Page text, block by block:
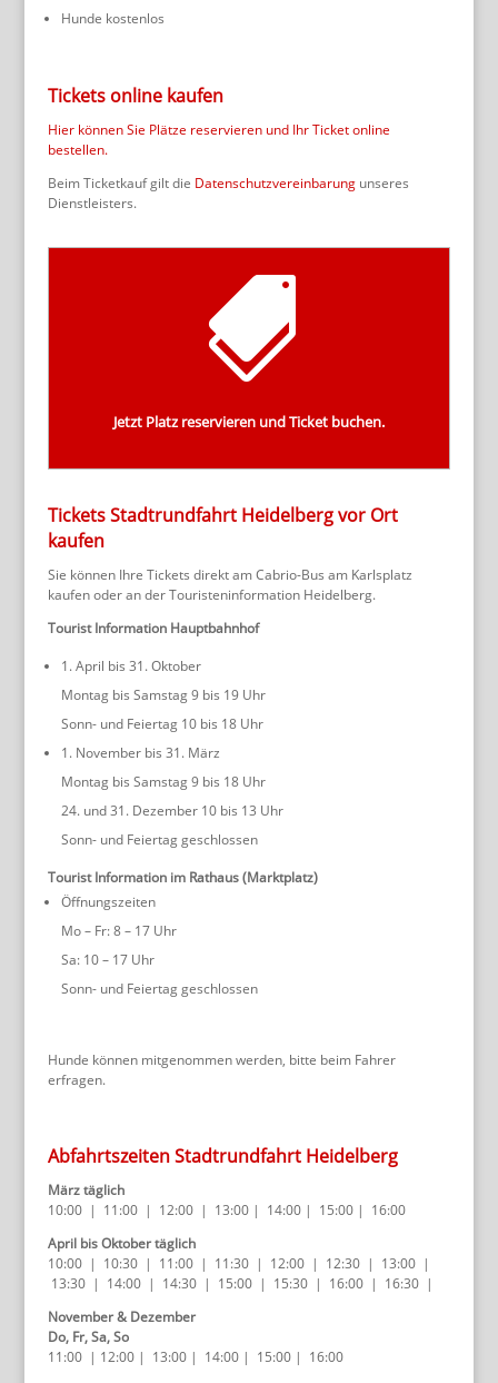
Hunde kostenlos
Tickets online kaufen
Hier können Sie Plätze reservieren und Ihr Ticket online
bestellen.
Beim Ticketkauf gilt die Datenschutzvereinbarungunseres
Dienstleisters.

Jetzt Platz reservieren und Ticket buchen.
Ticket online
In unserem Onlineshop können Sie jetzt das
Ticket für Ihre Stadtrundfahrt in Heidelberg
buchen.
Tickets Stadtrundfahrt Heidelberg vor Ort
kaufen
Sie können Ihre Tickets direkt am Cabrio-Bus am Karlsplatz
kaufen oder an der Touristeninformation Heidelberg.
Tourist Information Hauptbahnhof
1. April bis 31. Oktober
Montag bis Samstag 9 bis 19 Uhr
Sonn- und Feiertag 10 bis 18 Uhr
1. November bis 31. März
Montag bis Samstag 9 bis 18 Uhr
24. und 31. Dezember 10 bis 13 Uhr
Sonn- und Feiertag geschlossen
Tourist Information im Rathaus (Marktplatz)
Öffnungszeiten
Mo – Fr: 8 – 17 Uhr
Sa: 10 – 17 Uhr
Sonn- und Feiertag geschlossen
Hunde können mitgenommen werden, bitte beim Fahrer
erfragen.
Abfahrtszeiten Stadtrundfahrt Heidelberg
März täglich
10:00 | 11:00 | 12:00 | 13:00 | 14:00 | 15:00 | 16:00
April bis Oktober täglich
10:00 | 10:30 | 11:00 | 11:30 | 12:00 | 12:30 | 13:00 |
13:30 | 14:00 | 14:30 | 15:00 | 15:30 | 16:00 | 16:30 |
November & Dezember
Do, Fr, Sa, So
11:00 | 12:00 | 13:00 | 14:00 | 15:00 | 16:00